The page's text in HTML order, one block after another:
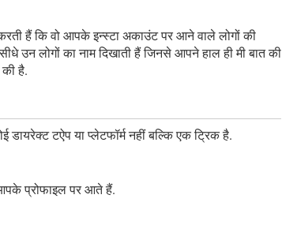
हैं कि वो आपके इन्स्टा अकाउंट पर आने वाले लोगों की
उन लोगों का नाम दिखाती हैं जिनसे आपने हाल ही मी बात की
की है.
टऐप या प्लेटफॉर्म नहीं बल्कि एक ट्रिक है.
प्रोफाइल पर आते हैं.